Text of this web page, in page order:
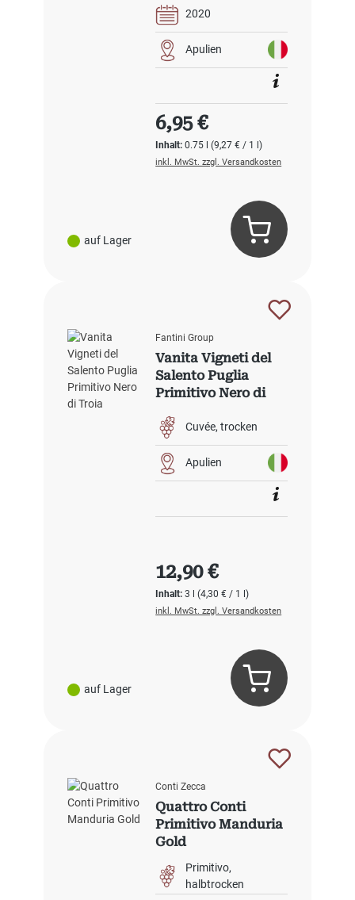
auf Lager
2020
Apulien
Inhalt:0.75 l(9,27 € / 1 l)
Regulärer Preis:
6,95 €
inkl. MwSt. zzgl. Versandkosten
auf Lager
Fantini Group
Vanita Vigneti del
Salento Puglia
Primitivo Nero di
Cuvée trocken
Apulien
Inhalt:3 l(4,30 € / 1 l)
Regulärer Preis:
12,90 €
inkl. MwSt. zzgl. Versandkosten
Conti Zecca
Quattro Conti
Primitivo Manduria
Gold
Primitivo
halbtrocken